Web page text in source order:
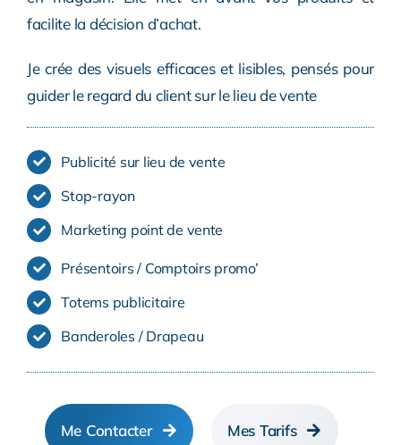
facilite la décision d’achat.
Je crée des visuels efficaces et lisibles, pensés pour
guider le regard du client sur le lieu de vente
Publicité sur lieu de vente
Stop-rayon
Marketing point de vente
Présentoirs / Comptoirs promo’
Totems publicitaire
Banderoles / Drapeau
Me Contacter Mes Tarifs